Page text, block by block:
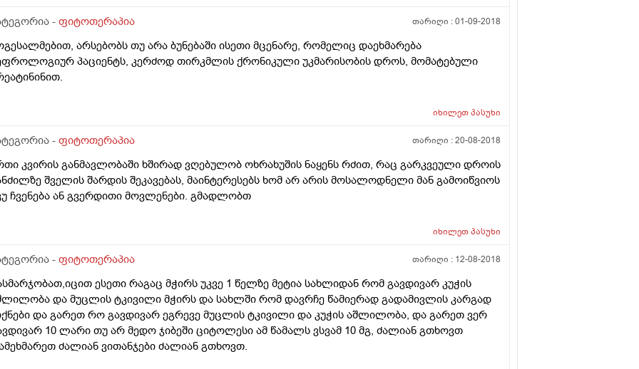
- ფიტოთერაპია თარიღი :01-09-2018
არსებობს თუ არა ბუნებაში ისეთი მცენარე, რომელიც დაეხმარება
პაციენტს, კერძოდ თირკმლის ქრონიკული უკმარისობის დროს, მომატებული
იხილეთპასუხი
- ფიტოთერაპია თარიღი :20-08-2018
კვირის განმავლობაში ხშირად ვღებულობ ოხრახუშის ნაყენს რძით, რაც გარკვეული დროის
შეკავებას, მაინტერესებს ხომ არ არის მოსალოდნელი მან გამოიწვიოს
ჩვენება ან გვერდითი მოვლენები. გმადლობთ
იხილეთპასუხი
- ფიტოთერაპია თარიღი : 12-08-2018
ესეთი რაგაც მჭირს უკვე 1 წელზე მეტია სახლიდან რომ გავდივარ კუჭის
და მუცლის ტკივილი მჭირს და სახლში რომ დავრჩე წამიერად გადამივლის კარგად
და გარეთ რო გავდივარ ეგრევე მუცლის ტკივილი და კუჭის აშლილობა, და გარეთ ვერ
10 ლარი თუ არ მედო ჯიბეში ციტოლესი ამ წამალს ვსვამ 10 მგ, ძალიან გთხოვთ
ძალიან ვითანჯები ძალიან გთხოვთ.